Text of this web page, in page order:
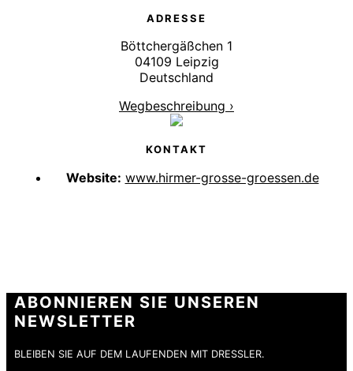
ADRESSE
Böttchergäßchen 1
04109 Leipzig
Deutschland
Wegbeschreibung ›
KONTAKT
Website: www.hirmer-grosse-groessen.de
ABONNIEREN SIE UNSEREN
NEWSLETTER
BLEIBEN SIE AUF DEM LAUFENDEN MIT DRESSLER.